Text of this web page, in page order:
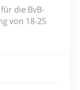
die BvB-
von 18-25